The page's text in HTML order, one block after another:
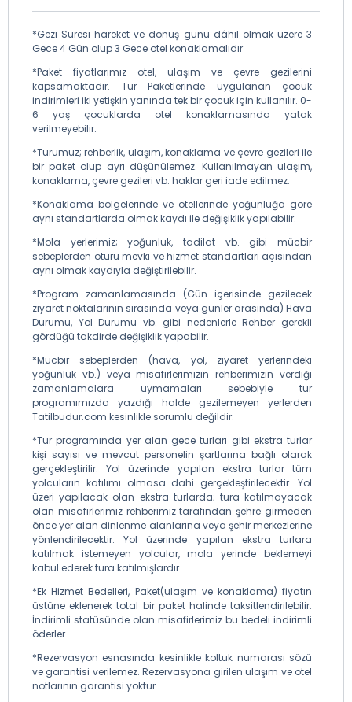
*Gezi Süresi hareket ve dönüş günü dâhil olmak üzere 3
Gece 4 Gün olup 3 Gece otel konaklamalıdır
*Paket fiyatlarımız otel, ulaşım ve çevre gezilerini
kapsamaktadır. Tur Paketlerinde uygulanan çocuk
indirimleri iki yetişkin yanında tek bir çocuk için kullanılır. 0-
6 yaş çocuklarda otel konaklamasında yatak
verilmeyebilir.
*Turumuz; rehberlik, ulaşım, konaklama ve çevre gezileri ile
bir paket olup ayrı düşünülemez. Kullanılmayan ulaşım,
konaklama, çevre gezileri vb. haklar geri iade edilmez.
*Konaklama bölgelerinde ve otellerinde yoğunluğa göre
aynı standartlarda olmak kaydı ile değişiklik yapılabilir.
*Mola yerlerimiz; yoğunluk, tadilat vb. gibi mücbir
sebeplerden ötürü mevki ve hizmet standartları açısından
aynı olmak kaydıyla değiştirilebilir.
*Program zamanlamasında (Gün içerisinde gezilecek
ziyaret noktalarının sırasında veya günler arasında) Hava
Durumu, Yol Durumu vb. gibi nedenlerle Rehber gerekli
gördüğü takdirde değişiklik yapabilir.
*Mücbir sebeplerden (hava, yol, ziyaret yerlerindeki
yoğunluk vb.) veya misafirlerimizin rehberimizin verdiği
zamanlamalara uymamaları sebebiyle tur
programımızda yazdığı halde gezilemeyen yerlerden
Tatilbudur.com kesinlikle sorumlu değildir.
*Tur programında yer alan gece turları gibi ekstra turlar
kişi sayısı ve mevcut personelin şartlarına bağlı olarak
gerçekleştirilir. Yol üzerinde yapılan ekstra turlar tüm
yolcuların katılımı olmasa dahi gerçekleştirilecektir. Yol
üzeri yapılacak olan ekstra turlarda; tura katılmayacak
olan misafirlerimiz rehberimiz tarafından şehre girmeden
önce yer alan dinlenme alanlarına veya şehir merkezlerine
yönlendirilecektir. Yol üzerinde yapılan ekstra turlara
katılmak istemeyen yolcular, mola yerinde beklemeyi
kabul ederek tura katılmışlardır.
*Ek Hizmet Bedelleri, Paket(ulaşım ve konaklama) fiyatın
üstüne eklenerek total bir paket halinde taksitlendirilebilir.
İndirimli statüsünde olan misafirlerimiz bu bedeli indirimli
öderler.
*Rezervasyon esnasında kesinlikle koltuk numarası sözü
ve garantisi verilemez. Rezervasyona girilen ulaşım ve otel
notlarının garantisi yoktur.